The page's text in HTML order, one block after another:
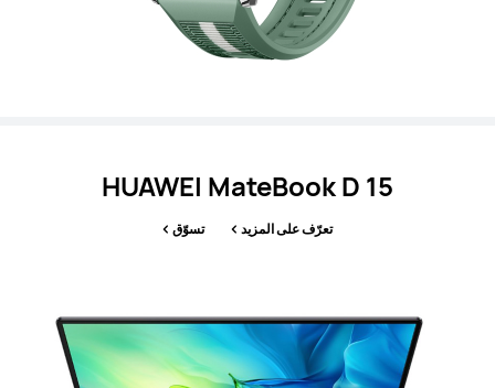
HUAWEI MateBook D 15
تعرّف على المزيد تسوّق